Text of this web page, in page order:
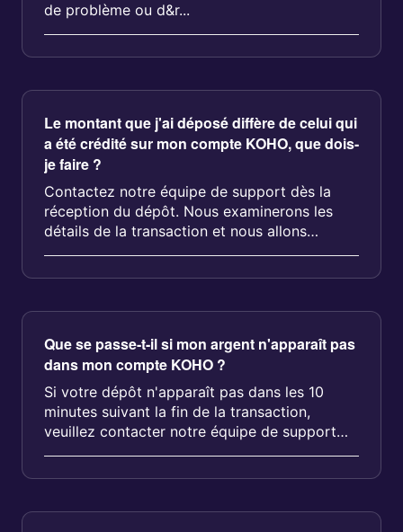
de problème ou d&r...
Le montant que j'ai déposé diffère de celui qui
a été crédité sur mon compte KOHO, que dois-
je faire ?
Contactez notre équipe de support dès la
réception du dépôt. Nous examinerons les
détails de la transaction et nous allons
résoudre toute divergence....
Que se passe-t-il si mon argent n'apparaît pas
dans mon compte KOHO ?
Si votre dépôt n'apparaît pas dans les 10
minutes suivant la fin de la transaction,
veuillez contacter notre équipe de support
via clavaradage dans l'applicatio...